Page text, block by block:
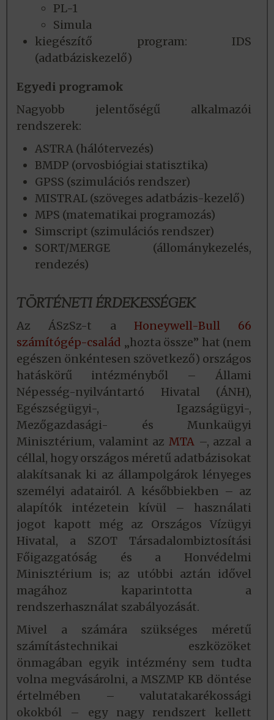
PL-1
Simula
kiegészítő program: IDS
(adatbáziskezelő)
Egyedi programok
Nagyobb jelentőségű alkalmazói
rendszerek:
ASTRA (hálótervezés)
BMDP (orvosbiógiai statisztika)
GPSS (szimulációs rendszer)
MISTRAL (szöveges adatbázis-kezelő)
MPS (matematikai programozás)
Simscript (szimulációs rendszer)
SORT/MERGE (állománykezelés,
rendezés)
TÖRTÉNETI ÉRDEKESSÉGEK
Az ÁSzSz-t a Honeywell-Bull 66
számítógép-család „hozta össze” hat (nem
egészen önkéntesen szövetkező) országos
hatáskörű intézményből – Állami
Népesség-nyilvántartó Hivatal (ÁNH),
Egészségügyi-, Igazságügyi-,
Mezőgazdasági- és Munkaügyi
Minisztérium, valamint az MTA –, azzal a
céllal, hogy országos méretű adatbázisokat
alakítsanak ki az állampolgárok lényeges
személyi adatairól. A későbbiekben – az
alapítók intézetein kívül – használati
jogot kapott még az Országos Vízügyi
Hivatal, a SZOT Társadalombiztosítási
Főigazgatóság és a Honvédelmi
Minisztérium is; az utóbbi aztán idővel
magához kaparintotta a
rendszerhasználat szabályozását.
Mivel a számára szükséges méretű
számítástechnikai eszközöket
önmagában egyik intézmény sem tudta
volna megvásárolni, a MSZMP KB döntése
értelmében – valutatakarékossági
okokból – egy nagy rendszert kellett